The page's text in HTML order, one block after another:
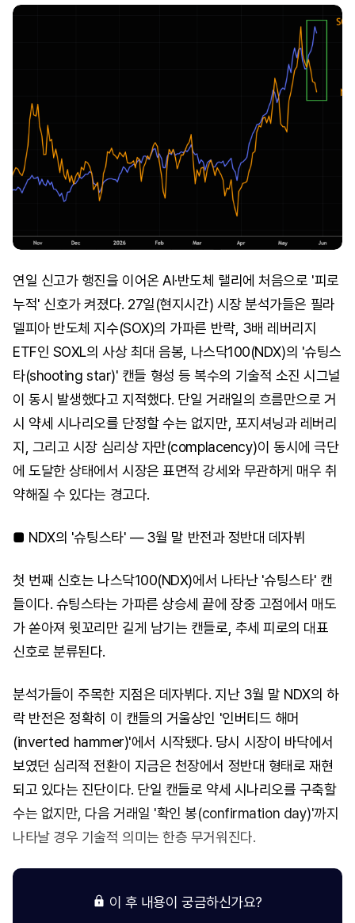
연일 신고가 행진을 이어온 AI·반도체 랠리에 처음으로 '피로
누적' 신호가 켜졌다. 27일(현지시간) 시장 분석가들은 필라
델피아 반도체 지수(SOX)의 가파른 반락, 3배 레버리지
ETF인 SOXL의 사상 최대 음봉, 나스닥100(NDX)의 '슈팅스
타(shooting star)' 캔들 형성 등 복수의 기술적 소진 시그널
이 동시 발생했다고 지적했다. 단일 거래일의 흐름만으로 거
시 약세 시나리오를 단정할 수는 없지만, 포지셔닝과 레버리
지, 그리고 시장 심리상 자만(complacency)이 동시에 극단
에 도달한 상태에서 시장은 표면적 강세와 무관하게 매우 취
약해질 수 있다는 경고다.
■ NDX의 '슈팅스타' — 3월 말 반전과 정반대 데자뷔
첫 번째 신호는 나스닥100(NDX)에서 나타난 '슈팅스타' 캔
들이다. 슈팅스타는 가파른 상승세 끝에 장중 고점에서 매도
가 쏟아져 윗꼬리만 길게 남기는 캔들로, 추세 피로의 대표
신호로 분류된다.
분석가들이 주목한 지점은 데자뷔다. 지난 3월 말 NDX의 하
락 반전은 정확히 이 캔들의 거울상인 '인버티드 해머
(inverted hammer)'에서 시작됐다. 당시 시장이 바닥에서
보였던 심리적 전환이 지금은 천장에서 정반대 형태로 재현
되고 있다는 진단이다. 단일 캔들로 약세 시나리오를 구축할
수는 없지만, 다음 거래일 '확인 봉(confirmation day)'까지
나타날 경우 기술적 의미는 한층 무거워진다.
이 후 내용이 궁금하신가요?